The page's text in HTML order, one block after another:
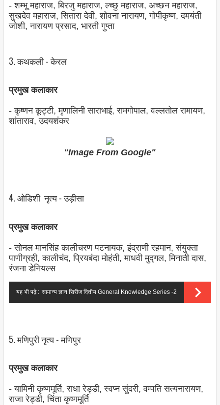
- शम्‍भू महाराज, बिरजु महाराज, ल्‍च्‍छु महाराज, अच्‍छन महाराज,
सुखदेव महाराज, सितारा देवी, शोवना नारायण, गोपीकृष्‍ण, दमयंती
जोशी, नारायण प्रसाद, भारती गुप्‍ता
3. कथकली - केरल
प्रमुख कलाकार
- कृष्‍णन कूट्टी, मृणालिनी साराभाई, रामगोपाल, वल्‍लतोल रामायण,
शांताराव, उदयशंकर
"Image From Google"
4. ओडिशी नृत्‍य - उड़ीसा
प्रमुख कलाकार
- सोनल मानसिंह कालीचरण पटनायक, इंद्राणी रहमान, संयुक्‍ता
पाणीग्रही, कालीचंद, प्रियबंदा मोहंती, माधवी मुद्गल, मिनाती दास,
रंजना डेनियल्स
यह भी पढ़े : सामान्य ज्ञान सिरीज दितीय General Knowledge Series -2
5. मणिपुरी नृत्‍य - मणिपुर
प्रमुख कलाकार
- यामिनी कृष्‍णमूर्ति, राधा रेड्डी, स्‍वप्‍न सुंदरी, वम्‍पति सत्‍यनारायण,
राजा रेड्डी, चिंता कृष्‍णमूर्ति